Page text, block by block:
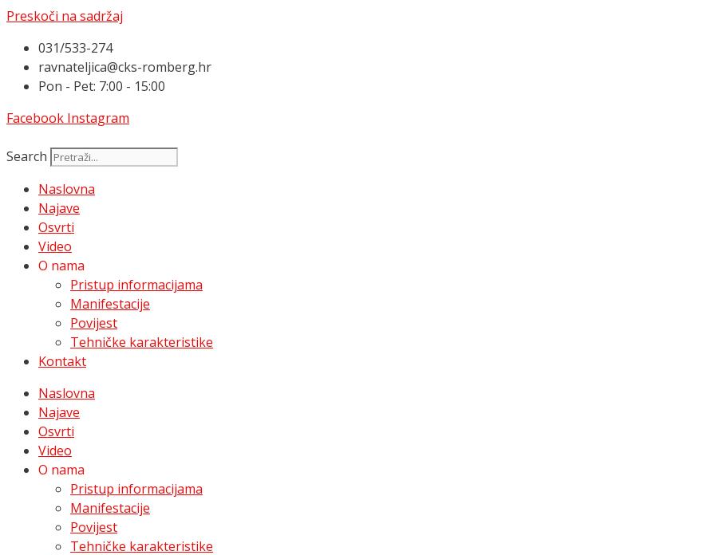
Preskoči na sadržaj
031/533-274
ravnateljica@cks-romberg.hr
Pon - Pet: 7:00 - 15:00
Facebook Instagram
Search
Naslovna
Najave
Osvrti
Video
O nama
Pristup informacijama
Manifestacije
Povijest
Tehničke karakteristike
Kontakt
Naslovna
Najave
Osvrti
Video
O nama
Pristup informacijama
Manifestacije
Povijest
Tehničke karakteristike